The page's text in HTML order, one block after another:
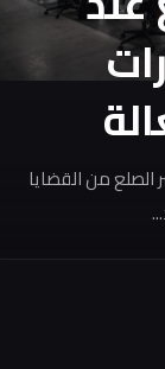
الصلع من القضايا